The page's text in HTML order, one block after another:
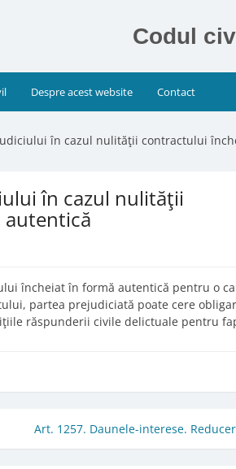
Codul
Despre acest website Contact
în cazul nulităţii contractului
în cazul nulităţii
încheiat în formă autentică pentru o
partea prejudiciată poate cere
răspunderii civile delictuale pentru
Art. 1257. Daunele-interese.